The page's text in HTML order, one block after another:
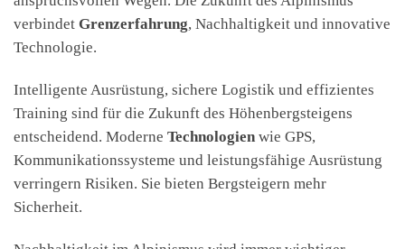
verbindet Grenzerfahrung, Nachhaltigkeit und innovative
Technologie.
Intelligente Ausrüstung, sichere Logistik und effizientes
Training sind für die Zukunft des Höhenbergsteigens
entscheidend. Moderne Technologien wie GPS,
Kommunikationssysteme und leistungsfähige Ausrüstung
verringern Risiken. Sie bieten Bergsteigern mehr
Sicherheit.